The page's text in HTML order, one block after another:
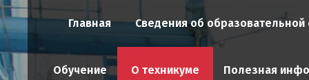
Главная Сведения об образовательной
Обучение О техникуме Полезная